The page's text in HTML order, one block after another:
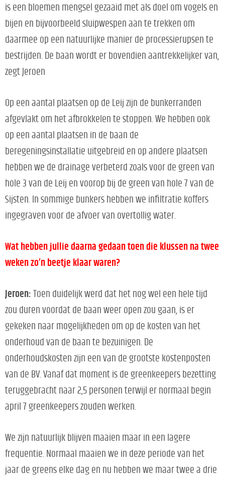
is een bloemen mengsel gezaaid met als doel om vogels en
bijen en bijvoorbeeld sluipwespen aan te trekken om
daarmee op een natuurlijke manier de processierupsen te
bestrijden. De baan wordt er bovendien aantrekkelijker van,
zegt Jeroen
Op een aantal plaatsen op de Leij zijn de bunkerranden
afgevlakt om het afbrokkelen te stoppen. We hebben ook
op een aantal plaatsen in de baan de
beregeningsinstallatie uitgebreid en op andere plaatsen
hebben we de drainage verbeterd zoals voor de green van
hole 3 van de Leij en voorop bij de green van hole 7 van de
Sijsten. In sommige bunkers hebben we infiltratie koffers
ingegraven voor de afvoer van overtollig water.
Wat hebben jullie daarna gedaan toen die klussen na twee
weken zo’n beetje klaar waren?
Jeroen: Toen duidelijk werd dat het nog wel een hele tijd
zou duren voordat de baan weer open zou gaan, is er
gekeken naar mogelijkheden om op de kosten van het
onderhoud van de baan te bezuinigen. De
onderhoudskosten zijn een van de grootste kostenposten
van de BV. Vanaf dat moment is de greenkeepers bezetting
teruggebracht naar 2,5 personen terwijl er normaal begin
april 7 greenkeepers zouden werken.
We zijn natuurlijk blijven maaien maar in een lagere
frequentie. Normaal maaien we in deze periode van het
jaar de greens elke dag en nu hebben we maar twee a drie